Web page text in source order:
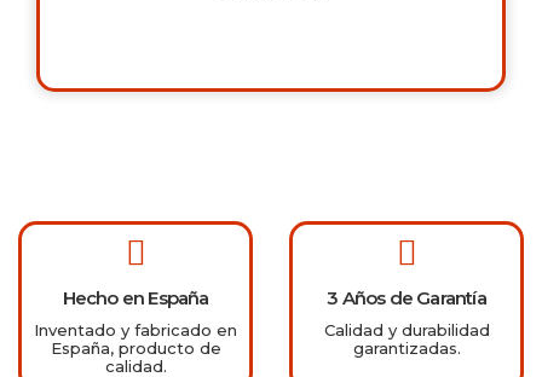
Hecho en España
Inventado y fabricado en
España, producto de
calidad.
3 Años de Garantía
Calidad y durabilidad
garantizadas.